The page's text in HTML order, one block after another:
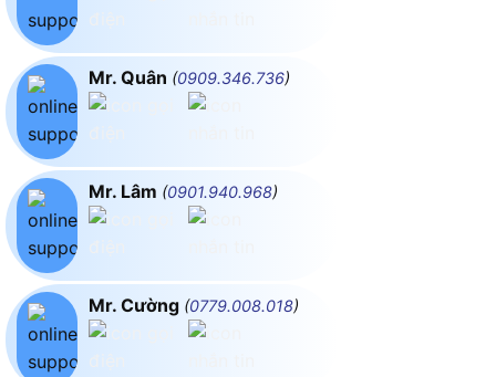
Mr. Quân (0909.346.736)
Mr. Lâm (0901.940.968)
Mr. Cường (0779.008.018)